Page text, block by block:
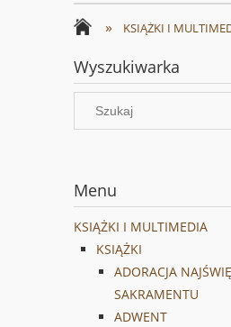
» KSIĄŻKI I
Wyszukiwarka
Menu
KSIĄŻKI I MULTIMEDIA
KSIĄŻKI
ADORACJA
SAKRAMENTU
ADWENT